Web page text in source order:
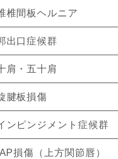
椎間板ヘルニア
出口症候群
肩・五十肩
腱板損傷
ンピンジメント症候群
損傷（上方関節唇）